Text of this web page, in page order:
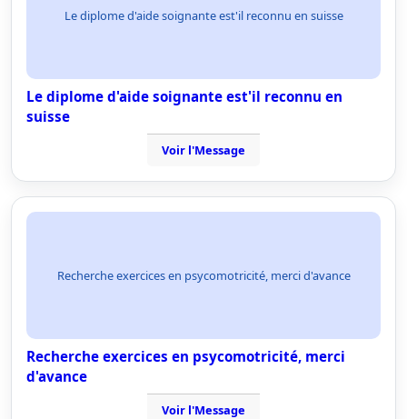
Le diplome d'aide soignante est'il reconnu en suisse
Le diplome d'aide soignante est'il reconnu en
suisse
Voir l'Message
Recherche exercices en psycomotricité, merci d'avance
Recherche exercices en psycomotricité, merci
d'avance
Voir l'Message